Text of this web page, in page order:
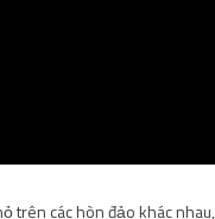
trên các hòn đảo khác